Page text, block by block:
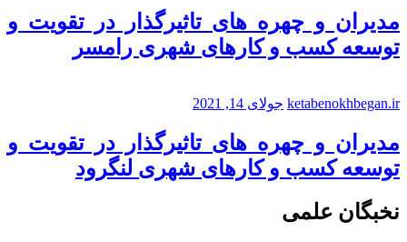
مدیران و چهره های تاثیرگذار در تقویت و
توسعه کسب و کارهای شهری رامسر
ketabenokhbegan.ir جولای 14, 2021
مدیران و چهره های تاثیرگذار در تقویت و
توسعه کسب و کارهای شهری لنگرود
نخبگان علمی